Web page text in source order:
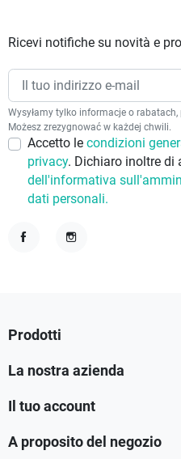
Ricevi notifiche su novità e
Wysyłamy tylko informacje o
Możesz zrezygnować w każdej chwili.
Accetto le condizioni
privacy. Dichiaro inoltre di
dell'informativa
dati personali.
Prodotti
La nostra azienda
Il tuo account
A proposito del negozio